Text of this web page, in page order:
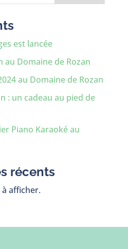
est lancée
au Domaine de Rozan
au Domaine de Rozan
: un cadeau au pied de
Piano Karaoké au
récents
afficher.